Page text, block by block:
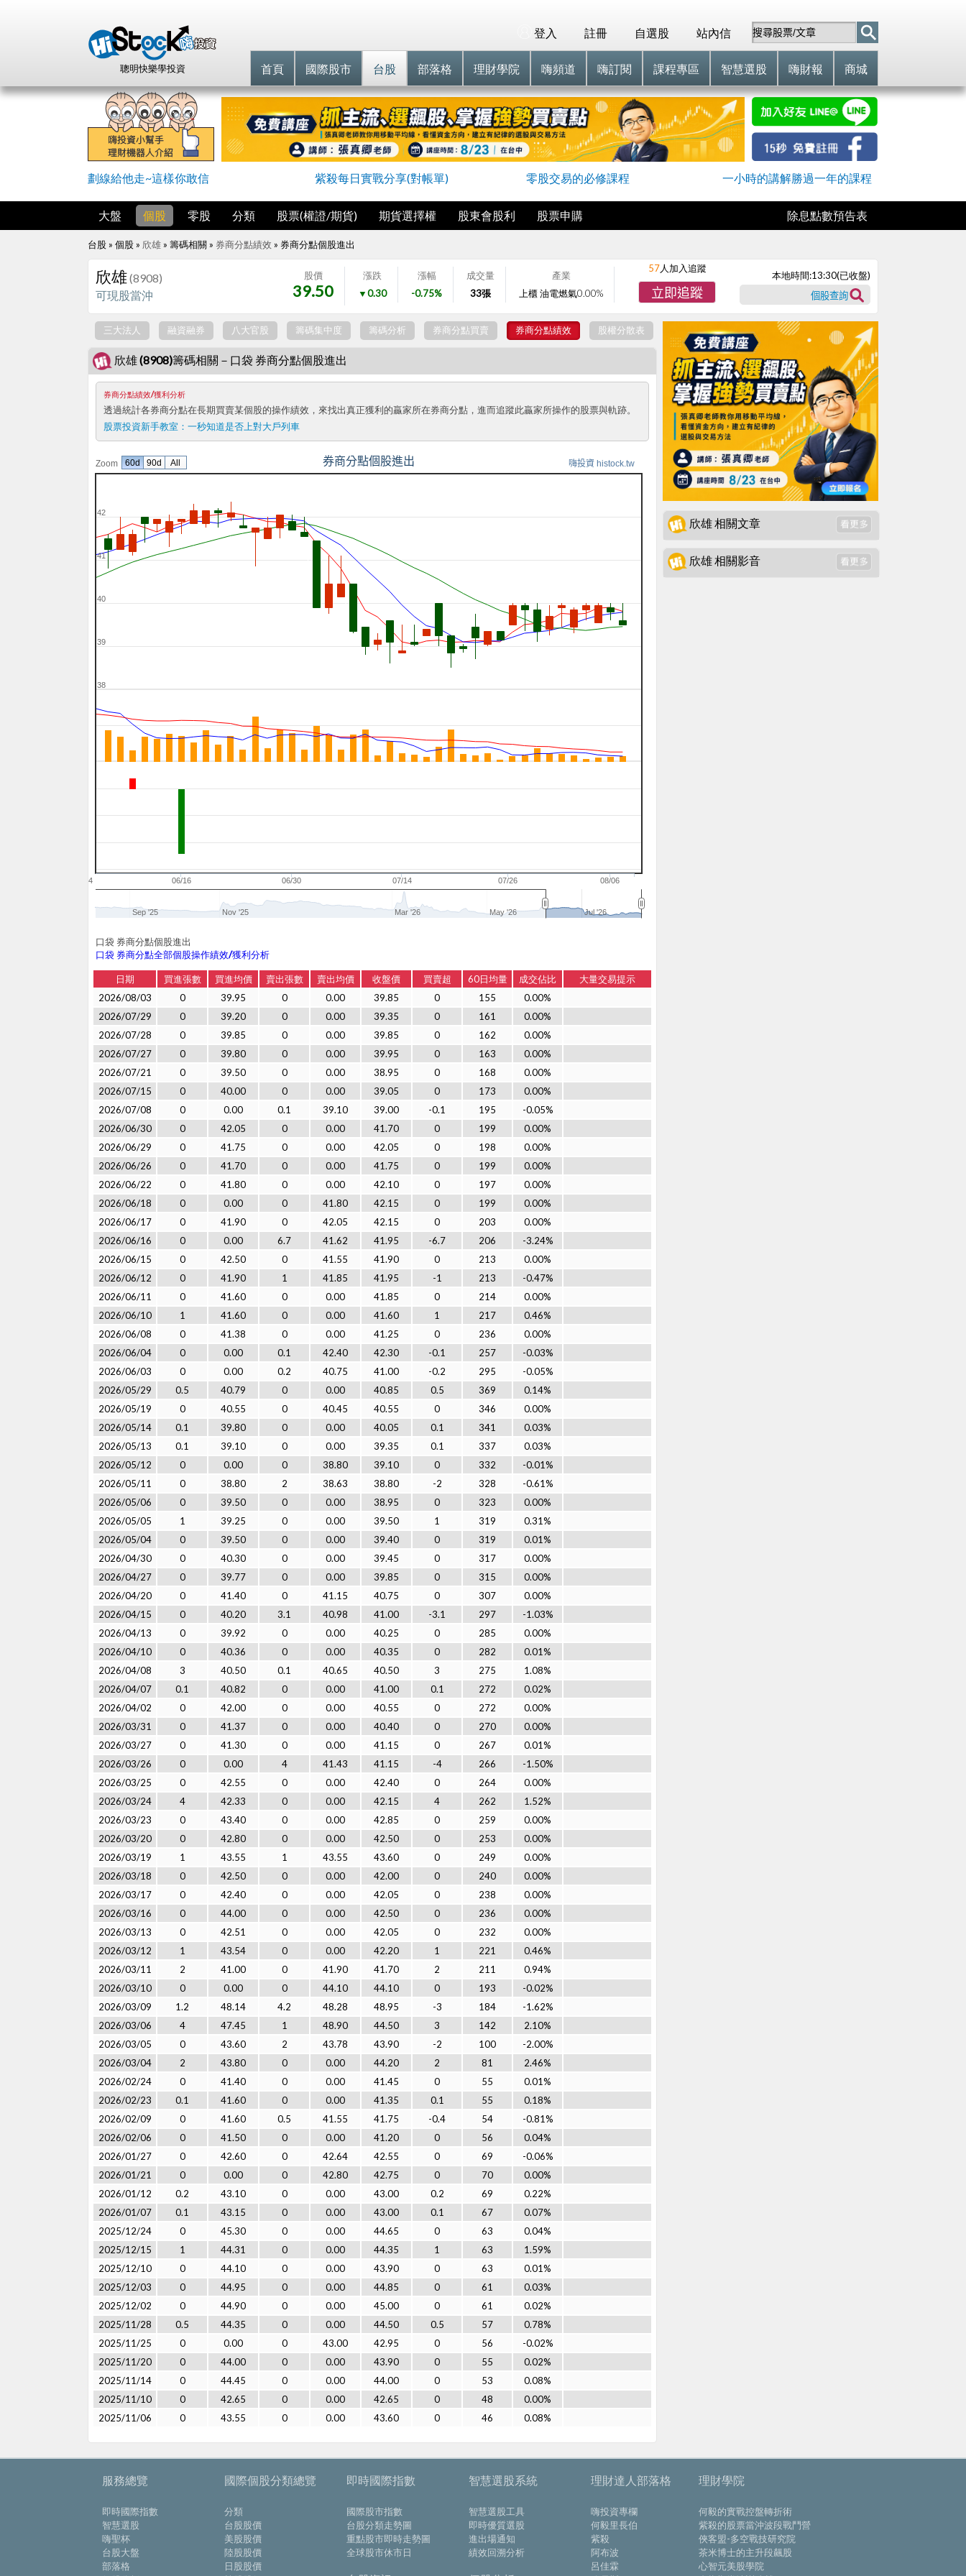
聰明快樂學投資
站內信
自選股
註冊
登入
首頁 國際股市 台股 部落格 理財學院 嗨頻道 嗨訂閱 課程專區 智慧選股 嗨財報 商城
劃線給他走~這樣你敢信 紫殺每日實戰分享(對帳單) 零股交易的必修課程 一小時的講解勝過一年的課程
大盤 個股 零股 分類 股票(權證/期貨) 期貨選擇權 股東會股利 股票申購 除息點數預告表
台股 » 個股 » 欣雄 » 籌碼相關 » 券商分點績效 » 券商分點個股進出
欣雄(8908)
可現股當沖
股價
39.50
漲跌
▼0.30
漲幅
-0.75%
成交量
33張
產業
上櫃 油電燃氣0.00%
57人加入追蹤
立即追蹤
本地時間:13:30(已收盤)
三大法人 融資融券 八大官股 籌碼集中度 籌碼分析 券商分點買賣 券商分點績效 股權分散表
欣雄 (8908)籌碼相關－口袋 券商分點個股進出
券商分點績效/獲利分析
透過統計各券商分點在長期買賣某個股的操作績效，來找出真正獲利的贏家所在券商分點，進而追蹤此贏家所操作的股票與軌跡。
股票投資新手教室： 一秒知道是否上對大戶列車
Zoom 券商分點個股進出 嗨投資 histock.tw
08/06
06/04 06/16 06/30 07/14 07/26
38
39
40
41
42
Sep '25 Nov '25 Mar '26 May '26 Jul '26
60d 90d All
口袋 券商分點個股進出
口袋 券商分點全部個股操作績效/獲利分析
日期 買進張數 買進均價 賣出張數 賣出均價 收盤價 買賣超 60日均量 成交佔比
大量交易提示
2026/08/03
0 39.95 0 0.00 39.85 0 155
0.00%
2026/07/29
0 39.20 0 0.00 39.35 0 161
0.00%
2026/07/28
0 39.85 0 0.00 39.85 0 162
0.00%
2026/07/27
0 39.80 0 0.00 39.95 0 163
0.00%
2026/07/21
0 39.50 0 0.00 38.95 0 168
0.00%
2026/07/15
0 40.00 0 0.00 39.05 0 173
0.00%
2026/07/08
0 0.00 0.1 39.10 39.00 -0.1 195
-0.05%
2026/06/30
0 42.05 0 0.00 41.70 0 199
0.00%
2026/06/29
0 41.75 0 0.00 42.05 0 198
0.00%
2026/06/26
0 41.70 0 0.00 41.75 0 199
0.00%
2026/06/22
0 41.80 0 0.00 42.10 0 197
0.00%
2026/06/18
0 0.00 0 41.80 42.15 0 199
0.00%
2026/06/17
0 41.90 0 42.05 42.15 0 203
0.00%
2026/06/16
0 0.00 6.7 41.62 41.95 -6.7 206
-3.24%
2026/06/15
0 42.50 0 41.55 41.90 0 213
0.00%
2026/06/12
0 41.90 1 41.85 41.95 -1 213
-0.47%
2026/06/11
0 41.60 0 0.00 41.85 0 214
0.00%
2026/06/10
1 41.60 0 0.00 41.60 1 217
0.46%
2026/06/08
0 41.38 0 0.00 41.25 0 236
0.00%
2026/06/04
0 0.00 0.1 42.40 42.30 -0.1 257
-0.03%
2026/06/03
0 0.00 0.2 40.75 41.00 -0.2 295
-0.05%
2026/05/29
0.5 40.79 0 0.00 40.85 0.5 369
0.14%
2026/05/19
0 40.55 0 40.45 40.55 0 346
0.00%
2026/05/14
0.1 39.80 0 0.00 40.05 0.1 341
0.03%
2026/05/13
0.1 39.10 0 0.00 39.35 0.1 337
0.03%
2026/05/12
0 0.00 0 38.80 39.10 0 332
-0.01%
2026/05/11
0 38.80 2 38.63 38.80 -2 328
-0.61%
2026/05/06
0 39.50 0 0.00 38.95 0 323
0.00%
2026/05/05
1 39.25 0 0.00 39.50 1 319
0.31%
2026/05/04
0 39.50 0 0.00 39.40 0 319
0.01%
2026/04/30
0 40.30 0 0.00 39.45 0 317
0.00%
2026/04/27
0 39.77 0 0.00 39.85 0 315
0.00%
2026/04/20
0 41.40 0 41.15 40.75 0 307
0.00%
2026/04/15
0 40.20 3.1 40.98 41.00 -3.1 297
-1.03%
2026/04/13
0 39.92 0 0.00 40.25 0 285
0.00%
2026/04/10
0 40.36 0 0.00 40.35 0 282
0.01%
2026/04/08
3 40.50 0.1 40.65 40.50 3 275
1.08%
2026/04/07
0.1 40.82 0 0.00 41.00 0.1 272
0.02%
2026/04/02
0 42.00 0 0.00 40.55 0 272
0.00%
2026/03/31
0 41.37 0 0.00 40.40 0 270
0.00%
2026/03/27
0 41.30 0 0.00 41.15 0 267
0.01%
2026/03/26
0 0.00 4 41.43 41.15 -4 266
-1.50%
2026/03/25
0 42.55 0 0.00 42.40 0 264
0.00%
2026/03/24
4 42.33 0 0.00 42.15 4 262
1.52%
2026/03/23
0 43.40 0 0.00 42.85 0 259
0.00%
2026/03/20
0 42.80 0 0.00 42.50 0 253
0.00%
2026/03/19
1 43.55 1 43.55 43.60 0 249
0.00%
2026/03/18
0 42.50 0 0.00 42.00 0 240
0.00%
2026/03/17
0 42.40 0 0.00 42.05 0 238
0.00%
2026/03/16
0 44.00 0 0.00 42.50 0 236
0.00%
2026/03/13
0 42.51 0 0.00 42.05 0 232
0.00%
2026/03/12
1 43.54 0 0.00 42.20 1 221
0.46%
2026/03/11
2 41.00 0 41.90 41.70 2 211
0.94%
2026/03/10
0 0.00 0 44.10 44.10 0 193
-0.02%
2026/03/09
1.2 48.14 4.2 48.28 48.95 -3 184
-1.62%
2026/03/06
4 47.45 1 48.90 44.50 3 142
2.10%
2026/03/05
0 43.60 2 43.78 43.90 -2 100
-2.00%
2026/03/04
2 43.80 0 0.00 44.20 2 81
2.46%
2026/02/24
0 41.40 0 0.00 41.45 0 55
0.01%
2026/02/23
0.1 41.60 0 0.00 41.35 0.1 55
0.18%
2026/02/09
0 41.60 0.5 41.55 41.75 -0.4 54
-0.81%
2026/02/06
0 41.50 0 0.00 41.20 0 56
0.04%
2026/01/27
0 42.60 0 42.64 42.55 0 69
-0.06%
2026/01/21
0 0.00 0 42.80 42.75 0 70
0.00%
2026/01/12
0.2 43.10 0 0.00 43.00 0.2 69
0.22%
2026/01/07
0.1 43.15 0 0.00 43.00 0.1 67
0.07%
2025/12/24
0 45.30 0 0.00 44.65 0 63
0.04%
2025/12/15
1 44.31 0 0.00 44.35 1 63
1.59%
2025/12/10
0 44.10 0 0.00 43.90 0 63
0.01%
2025/12/03
0 44.95 0 0.00 44.85 0 61
0.03%
2025/12/02
0 44.90 0 0.00 45.00 0 61
0.02%
2025/11/28
0.5 44.35 0 0.00 44.50 0.5 57
0.78%
2025/11/25
0 0.00 0 43.00 42.95 0 56
-0.02%
2025/11/20
0 44.00 0 0.00 43.90 0 55
0.02%
2025/11/14
0 44.45 0 0.00 44.00 0 53
0.08%
2025/11/10
0 42.65 0 0.00 42.65 0 48
0.00%
2025/11/06
0 43.55 0 0.00 43.60 0 46 0.08%
欣雄 相關文章
欣雄 相關影音
服務總覽
即時國際指數
智慧選股
嗨聖杯
台股大盤
部落格
國際個股分類總覽
分類
台股股價
美股股價
陸股股價
日股股價
即時國際指數
國際股市指數
台股分類走勢圖
重點股市即時走勢圖
全球股市休市日
智慧選股系統
智慧選股工具
即時優質選股
進出場通知
績效回溯分析
理財達人部落格
嗨投資專欄
何毅里長伯
紫殺
阿布波
呂佳霖
理財學院
何毅的實戰控盤轉折術
紫殺的股票當沖波段戰鬥營
俠客盟-多空戰技研究院
茶米博士的主升段飆股
心智元美股學院